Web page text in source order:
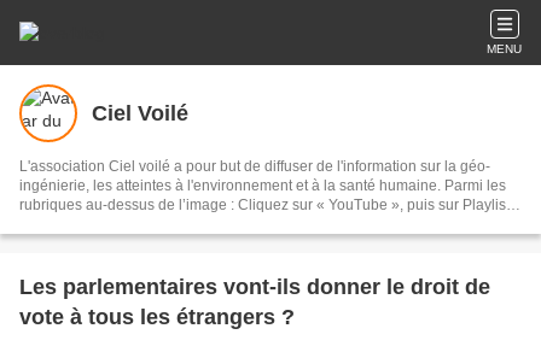
MENU
Ciel Voilé
L'association Ciel voilé a pour but de diffuser de l'information sur la géo-
ingénierie, les atteintes à l'environnement et à la santé humaine. Parmi les
rubriques au-dessus de l’image : Cliquez sur « YouTube », puis sur Playlists,
sur les chemtrails et la géo-ingénierie Cliquez sur « Articles scientifiques » :
pluie, sable, lichens, poils de bêtes, sang, air, filaments
Les parlementaires vont-ils donner le droit de
vote à tous les étrangers ?